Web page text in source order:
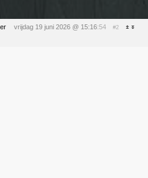
vrijdag 19 juni 2026 @ 15:16:54 #2